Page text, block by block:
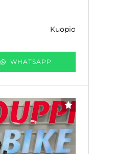
kuopio
WHATSAPP
SUOSIKKI